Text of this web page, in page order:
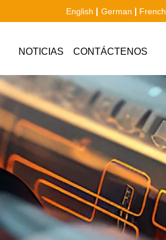
English German French
NOTICIAS CONTÁCTENOS